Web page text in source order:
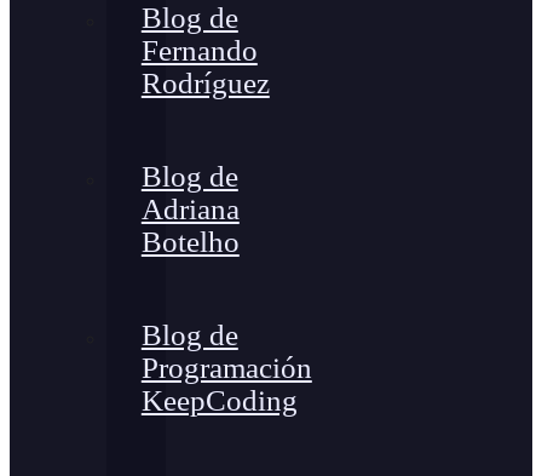
Blog de
Fernando
Rodríguez
Blog de
Adriana
Botelho
Blog de
Programación
KeepCoding